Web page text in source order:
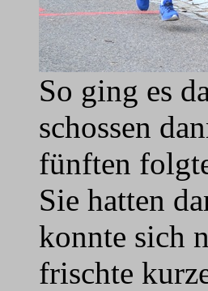
So ging es
schossen
fünften
Sie hatten
konnte sich
frischte